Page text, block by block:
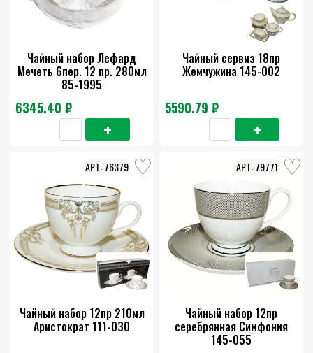
Чайный набор Лефард
Мечеть 6пер. 12 пр. 280мл
85-1995
6345.40 ₽
Чайный сервиз 18пр
Жемчужина 145-002
5590.79 ₽
Чайный набор 12пр 210мл
Аристократ 111-030
76379
Чайный набор 12пр
серебрянная Симфония
145-055
79771